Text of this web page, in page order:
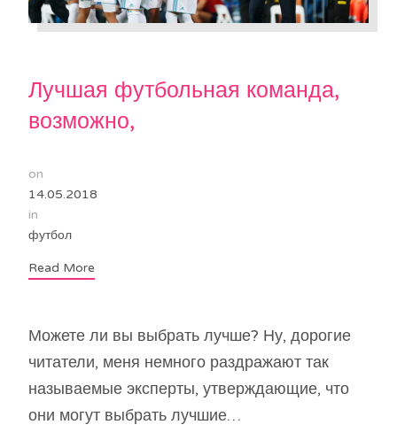
Лучшая футбольная команда,
возможно,
on
14.05.2018
in
футбол
Read More
Можете ли вы выбрать лучше? Ну, дорогие
читатели, меня немного раздражают так
называемые эксперты, утверждающие, что
они могут выбрать лучшие…